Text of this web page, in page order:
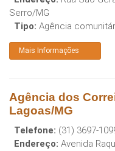
Serro/MG
Tipo: Agência
Mais Informações
Agência dos
Lagoas/MG
Telefone: (31) 3697-
Endereço: Avenida